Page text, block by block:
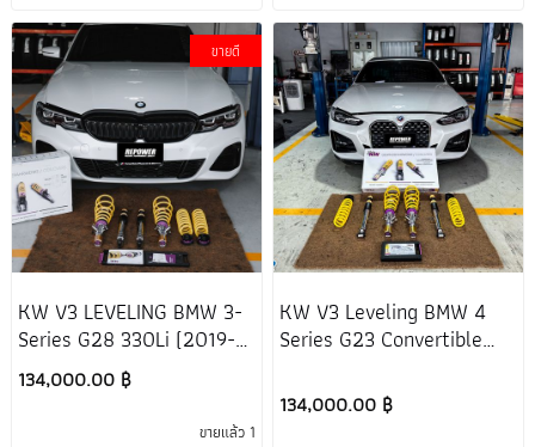
ขายดี
KW V3 LEVELING BMW 3-
Series G28 330Li (2019-
2026)
134,000.00 ฿
ขายแล้ว 1
KW V3 Leveling BMW 4
Series G23 Convertible
134,000.00 ฿